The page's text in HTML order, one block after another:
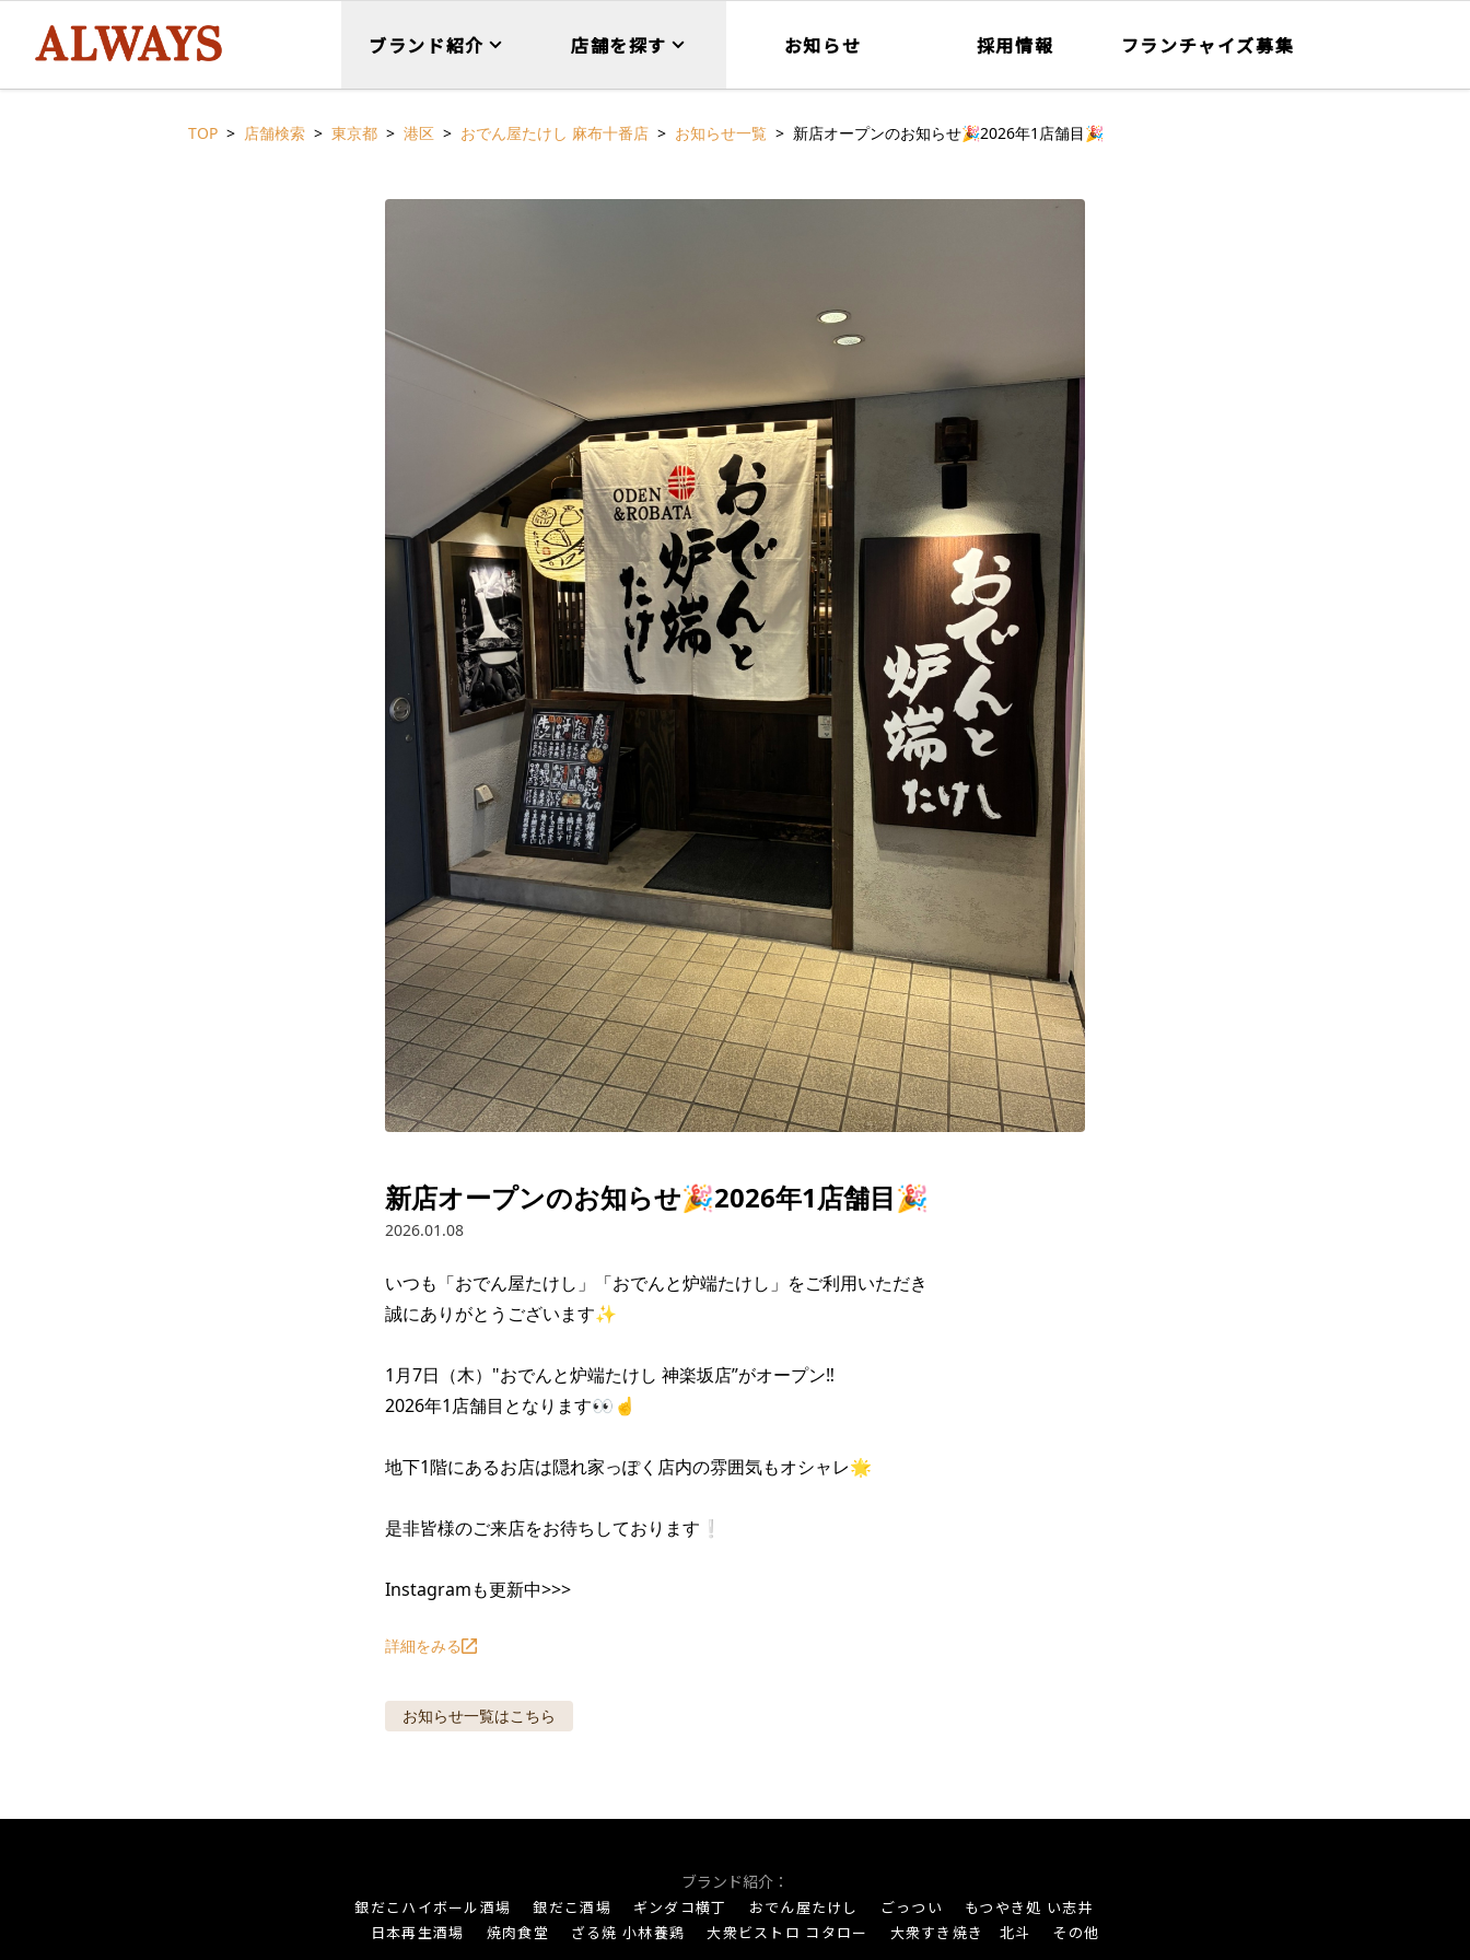
ブランド紹介 店舗を探す お知らせ 採用情報 フランチャイズ募集
TOP 店舗検索 東京都 港区 おでん屋たけし 麻布十番店 お知らせ一覧 新店オープンのお知らせ🎉2026年1店舗目🎉
新店オープンのお知らせ🎉2026年1店舗目🎉
2026.01.08
いつも「おでん屋たけし」「おでんと炉端たけし」をご利用いただき
誠にありがとうございます✨
1月7日（木）"おでんと炉端たけし 神楽坂店”がオープン‼️
2026年1店舗目となります👀☝️
地下1階にあるお店は隠れ家っぽく店内の雰囲気もオシャレ🌟
是非皆様のご来店をお待ちしております❕
Instagramも更新中>>>
詳細をみる
お知らせ一覧はこちら
ブランド紹介：
銀だこハイボール酒場 銀だこ酒場 ギンダコ横丁 おでん屋たけし ごっつい
もつやき処 い志井
日本再生酒場
焼肉食堂 ざる焼 小林養鶏 大衆ビストロ コタロー 大衆すき焼き 北斗 その他